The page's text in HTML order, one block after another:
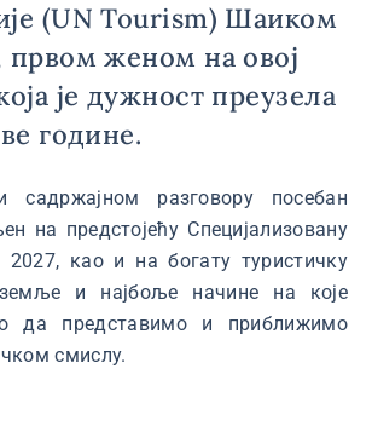
(UN Tourism) Шаиком
првом женом на овој
је дужност преузела
године.
разговору посебан
на предстојећу Специјализовану
2027, као и на богату туристичку
и најбоље начине на које
да представимо и приближимо
смислу.